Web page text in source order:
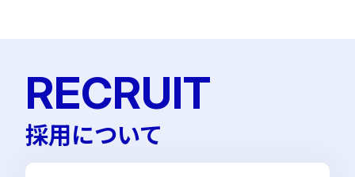
RECRUIT
採用について